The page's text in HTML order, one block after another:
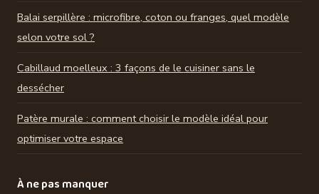
Balai serpillère : microfibre, coton ou franges, quel modèle
selon votre sol ?
Cabillaud moelleux : 3 façons de le cuisiner sans le
dessécher
Patère murale : comment choisir le modèle idéal pour
optimiser votre espace
À ne pas manquer